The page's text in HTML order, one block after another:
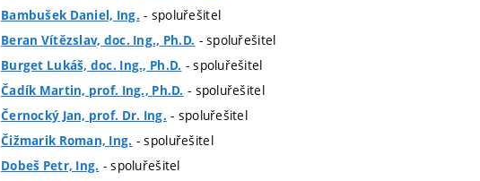
Bambušek Daniel, Ing. - spoluřešitel
Beran Vítězslav, doc. Ing., Ph.D. - spoluřešitel
Burget Lukáš, doc. Ing., Ph.D. - spoluřešitel
Čadík Martin, prof. Ing., Ph.D. - spoluřešitel
Černocký Jan, prof. Dr. Ing. - spoluřešitel
Čižmarik Roman, Ing. - spoluřešitel
Dobeš Petr, Ing. - spoluřešitel